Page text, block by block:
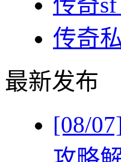
传奇
最新发布
[08/